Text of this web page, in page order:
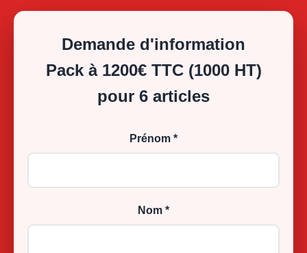
Demande d'information
Pack à 1200€ TTC (1000 HT)
pour 6 articles
Prénom *
Nom *